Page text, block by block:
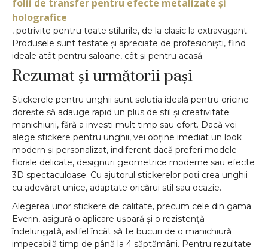
folii de transfer pentru efecte metalizate și
holografice
, potrivite pentru toate stilurile, de la clasic la extravagant.
Produsele sunt testate și apreciate de profesioniști, fiind
ideale atât pentru saloane, cât și pentru acasă.
Rezumat și următorii pași
Stickerele pentru unghii sunt soluția ideală pentru oricine
dorește să adauge rapid un plus de stil și creativitate
manichiurii, fără a investi mult timp sau efort. Dacă vei
alege stickere pentru unghii, vei obține imediat un look
modern și personalizat, indiferent dacă preferi modele
florale delicate, designuri geometrice moderne sau efecte
3D spectaculoase. Cu ajutorul stickerelor poți crea unghii
cu adevărat unice, adaptate oricărui stil sau ocazie.
Alegerea unor stickere de calitate, precum cele din gama
Everin, asigură o aplicare ușoară și o rezistență
îndelungată, astfel încât să te bucuri de o manichiură
impecabilă timp de până la 4 săptămâni. Pentru rezultate